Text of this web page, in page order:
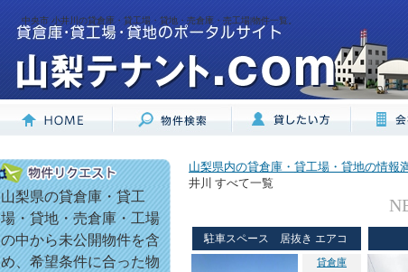
中央市 小井川の貸倉庫・貸工場・貸地・売倉庫・売工場|物件一覧。
山梨県の貸倉庫・貸工
場・貸地・売倉庫・工場
の中から未公開物件を含
め、希望条件に合った物
山梨県内の貸倉庫・貸工場・貸地の情報
井川 すべて一覧
駐車スペース 居抜き エアコ
貸倉庫